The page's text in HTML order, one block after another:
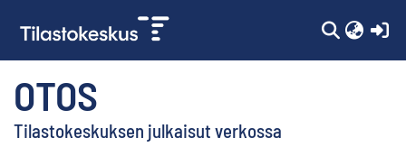
OTOS
Tilastokeskuksen julkaisut verkossa